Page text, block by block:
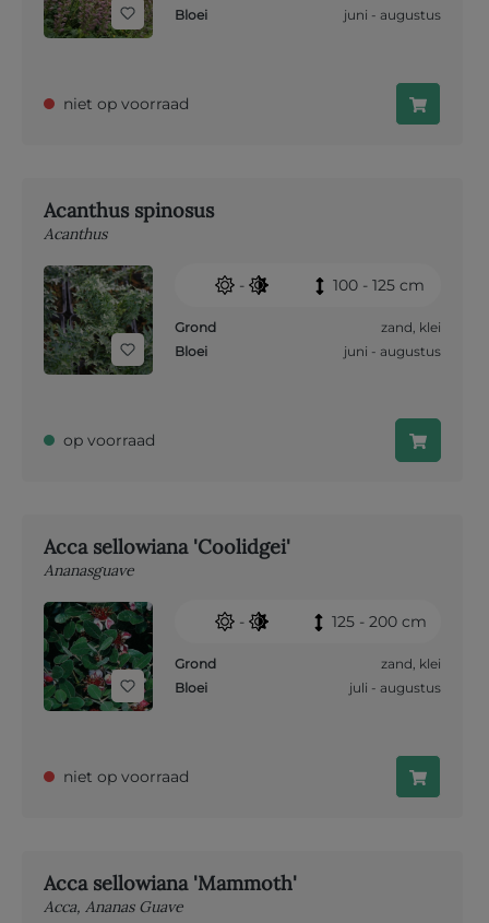
Bloei
juni - augustus
niet op voorraad
Acanthus spinosus
Acanthus
- 100 - 125 cm
Grond zand, klei
Bloei
juni - augustus
op voorraad
Acca sellowiana 'Coolidgei'
Ananasguave
- 125 - 200 cm
Grond zand, klei
Bloei
juli - augustus
niet op voorraad
Acca sellowiana 'Mammoth'
Acca, Ananas Guave